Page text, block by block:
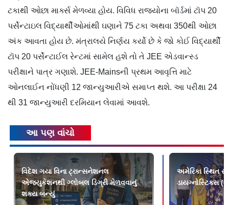
ટકાથી ઓછા માર્ક્સ મેળવ્યા હોય. વિવિધ રાજ્યોના બૉર્ડમાં ટૉપ 20
પર્સેન્ટાઇલ વિદ્યાર્થીઓમાંથી ઘણાને 75 ટકા અથવા 350થી ઓછા
અંક આવતા હોય છે. મંત્રાલયે નિર્ણય કર્યો છે કે જો કોઈ વિદ્યાર્થી
ટૉપ 20 પર્સેન્ટાઈલ રેન્ટમાં સામેલ હશે તો તે JEE એડવાન્સ્ડ
પરીક્ષાને પાત્ર ગણાશે. JEE-Mainsની પ્રથમ આવૃત્તિ માટે
ઓનલાઈન નોંધણી 12 જાન્યુઆરીએ સમાપ્ત થશે. આ પરીક્ષા 24
થી 31 જાન્યુઆરી દરમિયાન લેવામાં આવશે.
આ પણ વાંચો
વિદેશ ગયા વિના ટ્રાન્સનેશનલ
એજ્યુકેશનથી ગ્લોબલ ડિગ્રી મેળવવાનું
શક્ય બન્યું
અમેરિકા સ્થિત
ડાયગ્નોસ્ટિક્સ